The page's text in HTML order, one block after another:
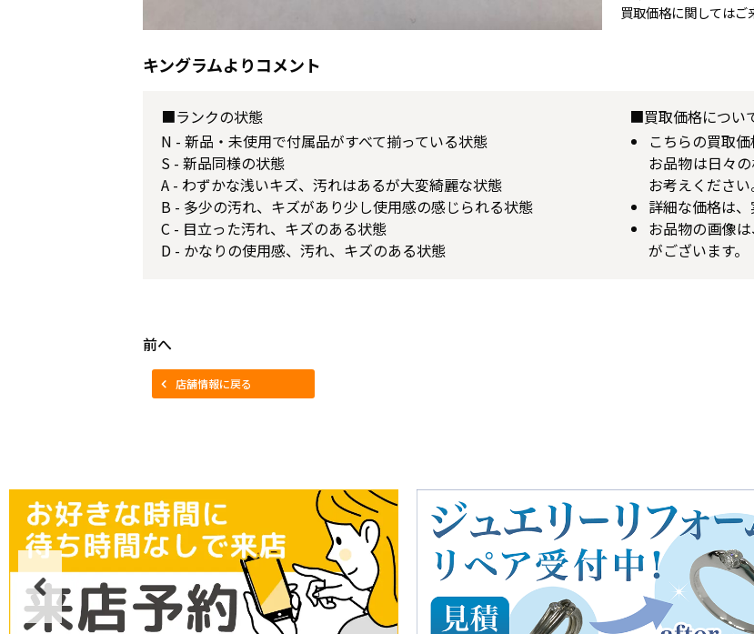
買取価格に関してはご
キングラムよりコメント
■ランクの状態
N - 新品・未使用で付属品がすべて揃っている状態
S - 新品同様の状態
A - わずかな浅いキズ、汚れはあるが大変綺麗な状態
B - 多少の汚れ、キズがあり少し使用感の感じられる状態
C - 目立った汚れ、キズのある状態
D - かなりの使用感、汚れ、キズのある状態
■買取価格につい
こちらの買取価
お品物は日々
お考えください
詳細な価格は
お品物の画像
がございます。
前へ
店舗情報に戻る